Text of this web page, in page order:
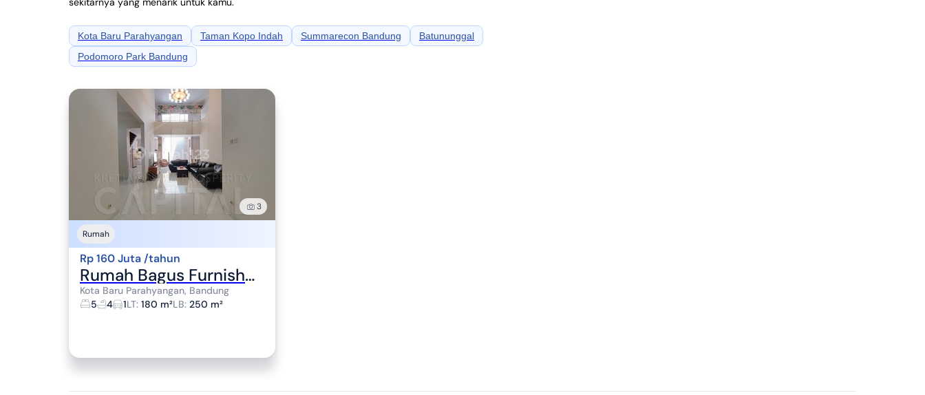
Kota Baru Parahyangan Taman Kopo Indah Summarecon Bandung
Batununggal
Podomoro Park Bandung
3
Rumah
Rp 160 Juta /tahun
Rumah Bagus Furnished di Kota Baru Parahyangan, Bandung
Kota Baru Parahyangan, Bandung
5
4 1LT: 180 m²LB: 250 m²